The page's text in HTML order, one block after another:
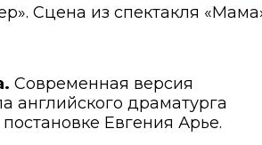
Сцена из спектакля
Современная версия
английского драматурга
Евгения Арье.